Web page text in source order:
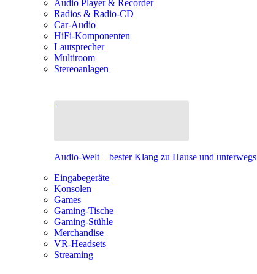
Audio Player & Recorder
Radios & Radio-CD
Car-Audio
HiFi-Komponenten
Lautsprecher
Multiroom
Stereoanlagen
Audio-Welt – bester Klang zu Hause und unterwegs
Eingabegeräte
Konsolen
Games
Gaming-Tische
Gaming-Stühle
Merchandise
VR-Headsets
Streaming